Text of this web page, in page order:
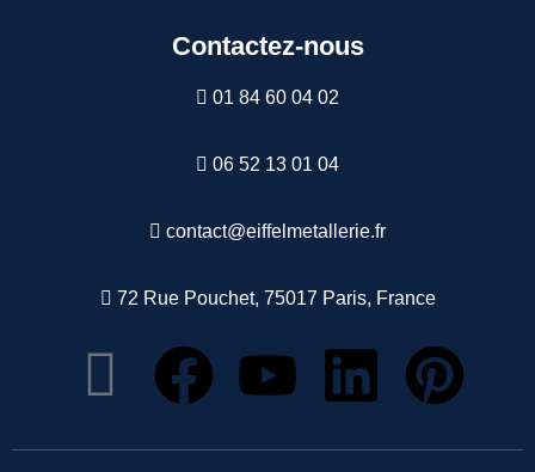
Contactez-nous
01 84 60 04 02
06 52 13 01 04
contact@eiffelmetallerie.fr
72 Rue Pouchet, 75017 Paris, France